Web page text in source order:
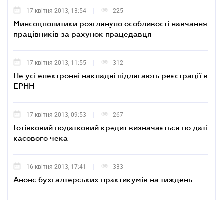
17 квітня 2013, 13:54 225
Минсоцполитики розглянуло особливості навчання
працівників за рахунок працедавця
17 квітня 2013, 11:55 312
Не усі електронні накладні підлягають реєстрації в
ЕРНН
17 квітня 2013, 09:53 267
Готівковий податковий кредит визначається по даті
касового чека
16 квітня 2013, 17:41 333
Анонс бухгалтерських практикумів на тиждень